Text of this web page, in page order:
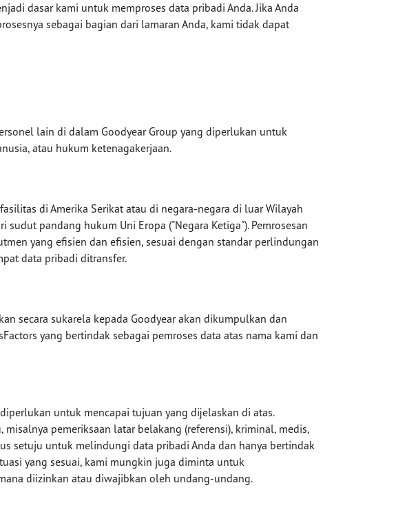
dasar kami untuk memproses data pribadi Anda. Jika Anda
sebagai bagian dari lamaran Anda, kami tidak dapat
lain di dalam Goodyear Group yang diperlukan untuk
atau hukum ketenagakerjaan.
di Amerika Serikat atau di negara-negara di luar Wilayah
pandang hukum Uni Eropa ("Negara Ketiga"). Pemrosesan
yang efisien dan efisien, sesuai dengan standar perlindungan
data pribadi ditransfer.
secara sukarela kepada Goodyear akan dikumpulkan dan
yang bertindak sebagai pemroses data atas nama kami dan
untuk mencapai tujuan yang dijelaskan di atas.
pemeriksaan latar belakang (referensi), kriminal, medis,
setuju untuk melindungi data pribadi Anda dan hanya bertindak
yang sesuai, kami mungkin juga diminta untuk
diizinkan atau diwajibkan oleh undang-undang.